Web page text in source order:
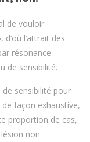
de vouloir
l’attrait des
résonance
de sensibilité.
de sensibilité pour
façon exhaustive,
proportion de cas,
non